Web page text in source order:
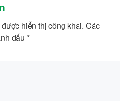
hiển thị công khai. Các
dấu *